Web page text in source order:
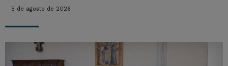
5 de agosto de 2026